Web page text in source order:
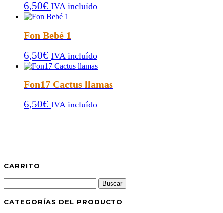
6,50€ IVA incluído
Fon Bebé 1
6,50€ IVA incluído
Fon17 Cactus llamas
6,50€ IVA incluído
CARRITO
CATEGORÍAS DEL PRODUCTO